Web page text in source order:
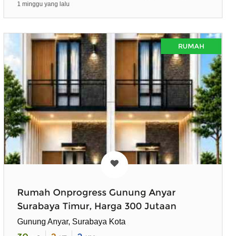
1 minggu yang lalu
RUMAH
Rumah Onprogress Gunung Anyar
Surabaya Timur, Harga 300 Jutaan
Gunung Anyar, Surabaya Kota